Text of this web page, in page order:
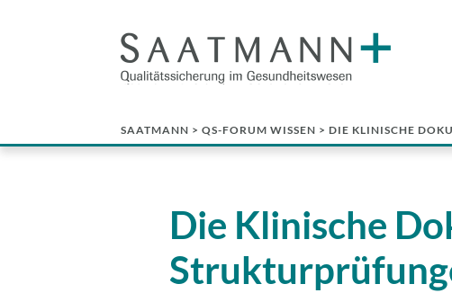
SAATMANN >QS-FORUM WISSEN > DIE KLINISCHE
Die Klinische